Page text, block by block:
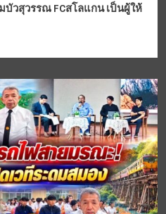
วสุวรรณ FCสโลแกน เป็นผู้ให้